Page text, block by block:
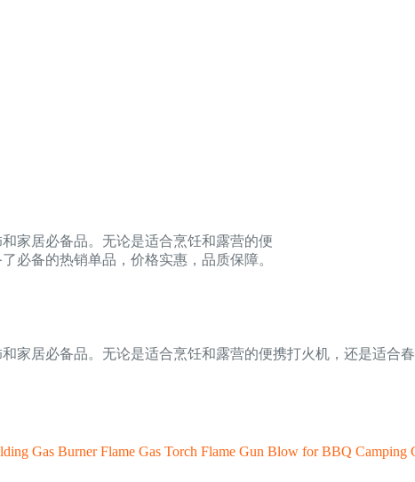
家居必备品。无论是适合烹饪和露营的便
必备的热销单品，价格实惠，品质保障。
家居必备品。无论是适合烹饪和露营的便携打火机，还是适合
Gas Burner Flame Gas Torch Flame Gun Blow for BBQ Camping